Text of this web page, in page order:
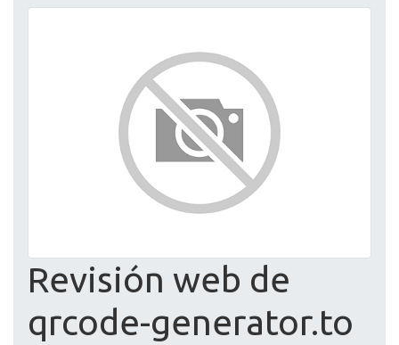
Revisión web de
qrcode-generator.to